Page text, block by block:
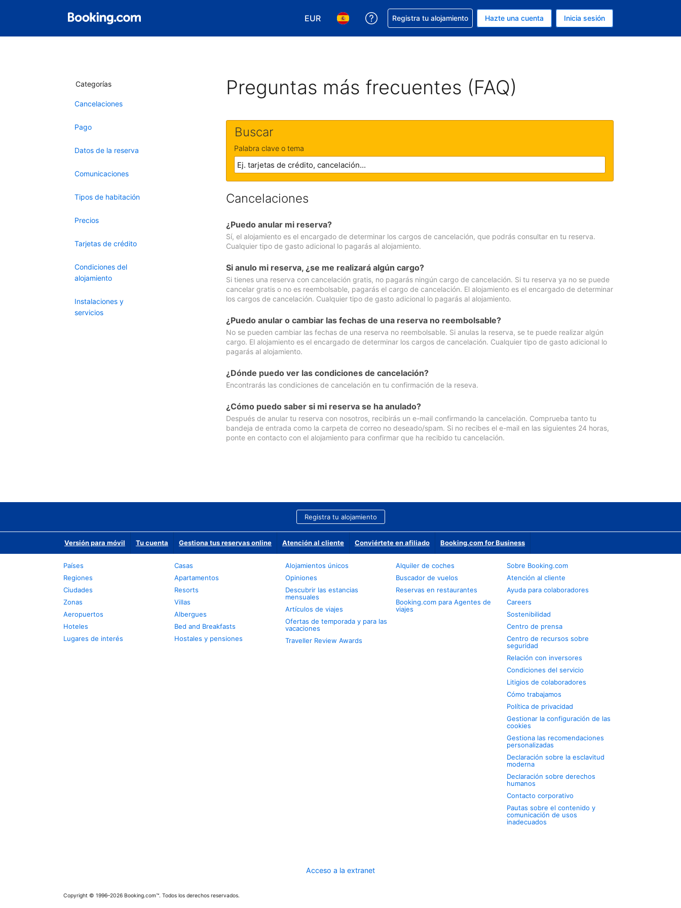
EUR
Elegir tu moneda. Tu moneda actual es EUR
Elegir el idioma que prefieres. Tu idioma actual es Español
Obtener ayuda con la reserva
Registra tu alojamiento Hazte una cuenta Inicia sesión
Categorías
Cancelaciones
Pago
Datos de la reserva
Comunicaciones
Tipos de habitación
Precios
Tarjetas de crédito
Condiciones del
alojamiento
Instalaciones y
servicios
Preguntas más frecuentes (FAQ)
Buscar
Palabra clave o tema
Cancelaciones
¿Puedo anular mi reserva?
Sí, el alojamiento es el encargado de determinar los cargos de cancelación, que podrás consultar en tu reserva.
Cualquier tipo de gasto adicional lo pagarás al alojamiento.
Si anulo mi reserva, ¿se me realizará algún cargo?
Si tienes una reserva con cancelación gratis, no pagarás ningún cargo de cancelación. Si tu reserva ya no se puede
cancelar gratis o no es reembolsable, pagarás el cargo de cancelación. El alojamiento es el encargado de determinar
los cargos de cancelación. Cualquier tipo de gasto adicional lo pagarás al alojamiento.
¿Puedo anular o cambiar las fechas de una reserva no reembolsable?
No se pueden cambiar las fechas de una reserva no reembolsable. Si anulas la reserva, se te puede realizar algún
cargo. El alojamiento es el encargado de determinar los cargos de cancelación. Cualquier tipo de gasto adicional lo
pagarás al alojamiento.
¿Dónde puedo ver las condiciones de cancelación?
Encontrarás las condiciones de cancelación en tu confirmación de la reseva.
¿Cómo puedo saber si mi reserva se ha anulado?
Después de anular tu reserva con nosotros, recibirás un e-mail confirmando la cancelación. Comprueba tanto tu
bandeja de entrada como la carpeta de correo no deseado/spam. Si no recibes el e-mail en las siguientes 24 horas,
ponte en contacto con el alojamiento para confirmar que ha recibido tu cancelación.
Registra tu alojamiento
Versión para móvil Tu cuenta Gestiona tus reservas online Atención al cliente Conviértete en afiliado Booking.com for Business
Países
Regiones
Ciudades
Zonas
Aeropuertos
Hoteles
Lugares de interés
Casas
Apartamentos
Resorts
Villas
Albergues
Bed and Breakfasts
Hostales y pensiones
Alojamientos únicos
Opiniones
Descubrir las estancias
mensuales
Artículos de viajes
Ofertas de temporada y para las
vacaciones
Traveller Review Awards
Alquiler de coches
Buscador de vuelos
Reservas en restaurantes
Booking.com para Agentes de
viajes
Sobre Booking.com
Atención al cliente
Ayuda para colaboradores
Careers
Sostenibilidad
Centro de prensa
Centro de recursos sobre
seguridad
Relación con inversores
Condiciones del servicio
Litigios de colaboradores
Cómo trabajamos
Política de privacidad
Gestionar la configuración de las
cookies
Gestiona las recomendaciones
personalizadas
Declaración sobre la esclavitud
moderna
Declaración sobre derechos
humanos
Contacto corporativo
Pautas sobre el contenido y
comunicación de usos
inadecuados
Acceso a la extranet
Copyright © 1996–2026 Booking.com™. Todos los derechos reservados.